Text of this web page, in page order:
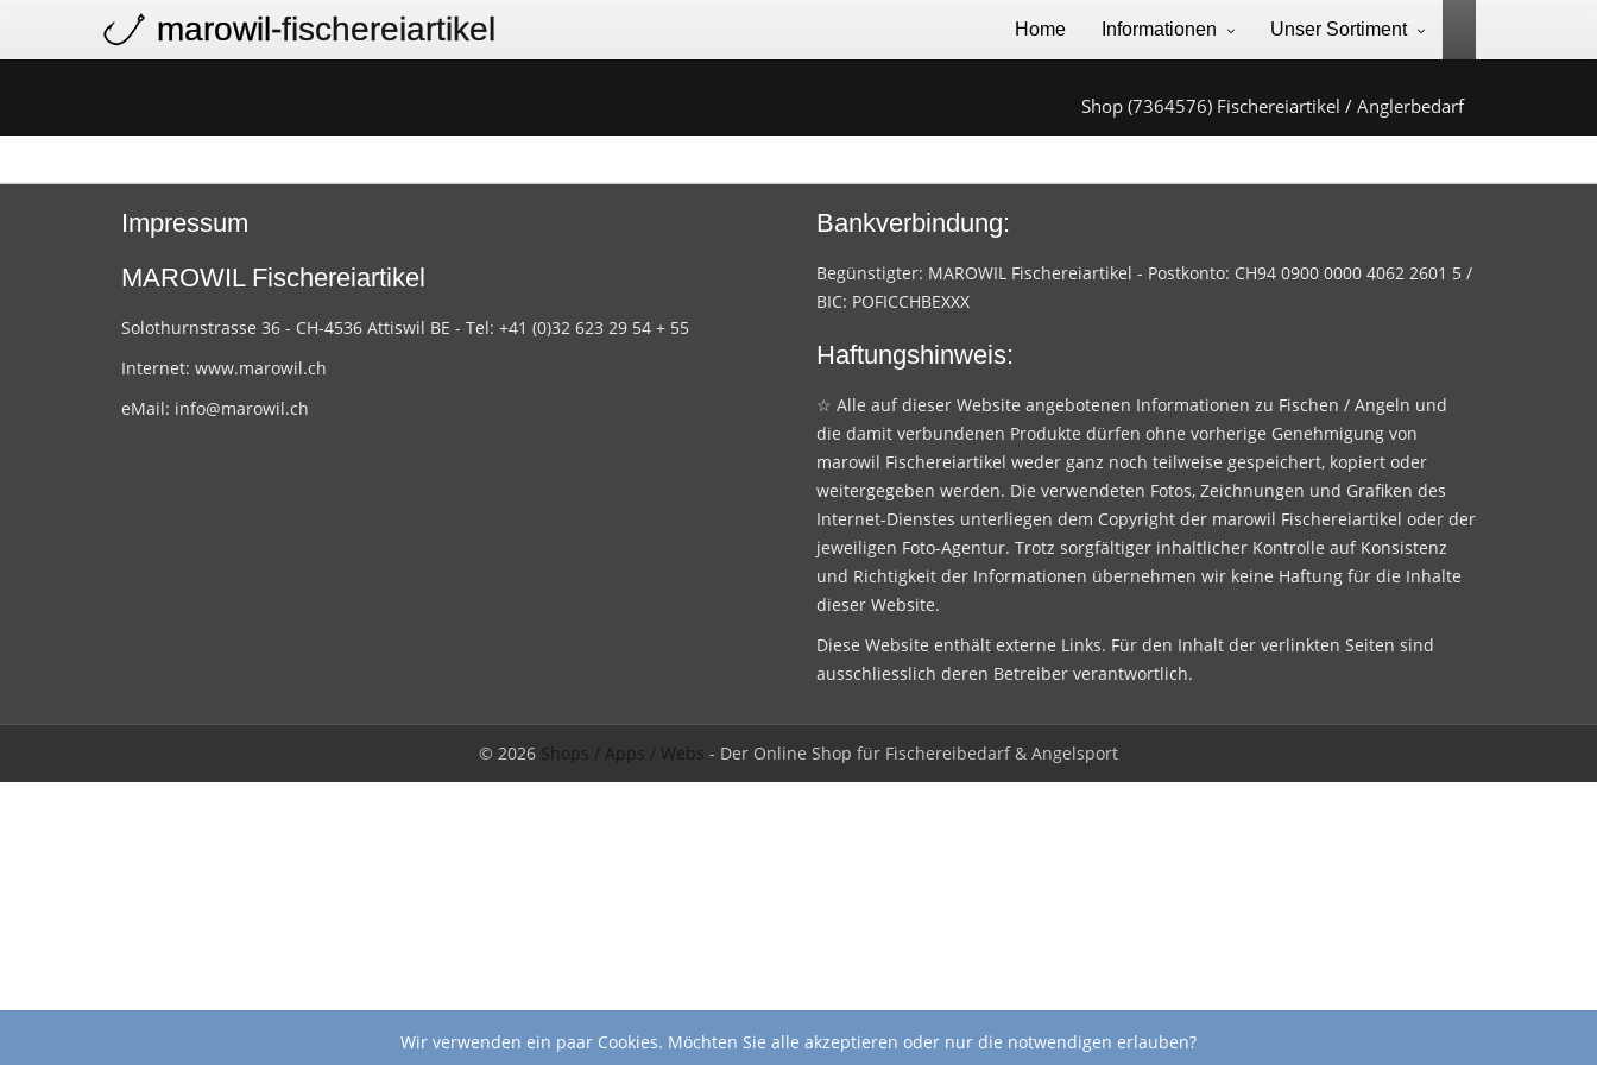
marowil-fischereiartikel Home Informationen Unser Sortiment
Shop (7364576) Fischereiartikel / Anglerbedarf
Impressum
MAROWIL Fischereiartikel
Solothurnstrasse 36 - CH-4536 Attiswil BE - Tel: +41 (0)32 623 29 54 + 55
Internet: www.marowil.ch
eMail: info@marowil.ch
Bankverbindung:
Begünstigter: MAROWIL Fischereiartikel - Postkonto: CH94 0900 0000 4062 2601 5 /
BIC: POFICCHBEXXX
Haftungshinweis:
☆ Alle auf dieser Website angebotenen Informationen zu Fischen / Angeln und
die damit verbundenen Produkte dürfen ohne vorherige Genehmigung von
marowil Fischereiartikel weder ganz noch teilweise gespeichert, kopiert oder
weitergegeben werden. Die verwendeten Fotos, Zeichnungen und Grafiken des
Internet-Dienstes unterliegen dem Copyright der marowil Fischereiartikel oder der
jeweiligen Foto-Agentur. Trotz sorgfältiger inhaltlicher Kontrolle auf Konsistenz
und Richtigkeit der Informationen übernehmen wir keine Haftung für die Inhalte
dieser Website.
Diese Website enthält externe Links. Für den Inhalt der verlinkten Seiten sind
ausschliesslich deren Betreiber verantwortlich.
© 2026 Shops / Apps / Webs - Der Online Shop für Fischereibedarf & Angelsport
Wir verwenden ein paar Cookies. Möchten Sie alle akzeptieren oder nur die notwendigen erlauben?